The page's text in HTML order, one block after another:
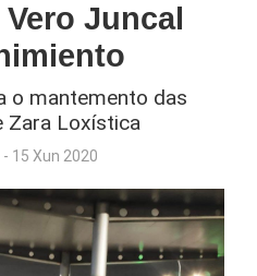
Juncal
o mantemento das
Zara Loxística
15 Xun 2020